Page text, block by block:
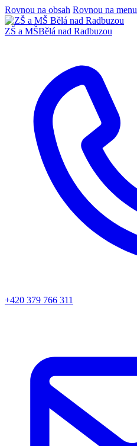
Rovnou na obsah Rovnou na menu
ZŠ a MŠBělá nad Radbuzou
+420 379 766 311